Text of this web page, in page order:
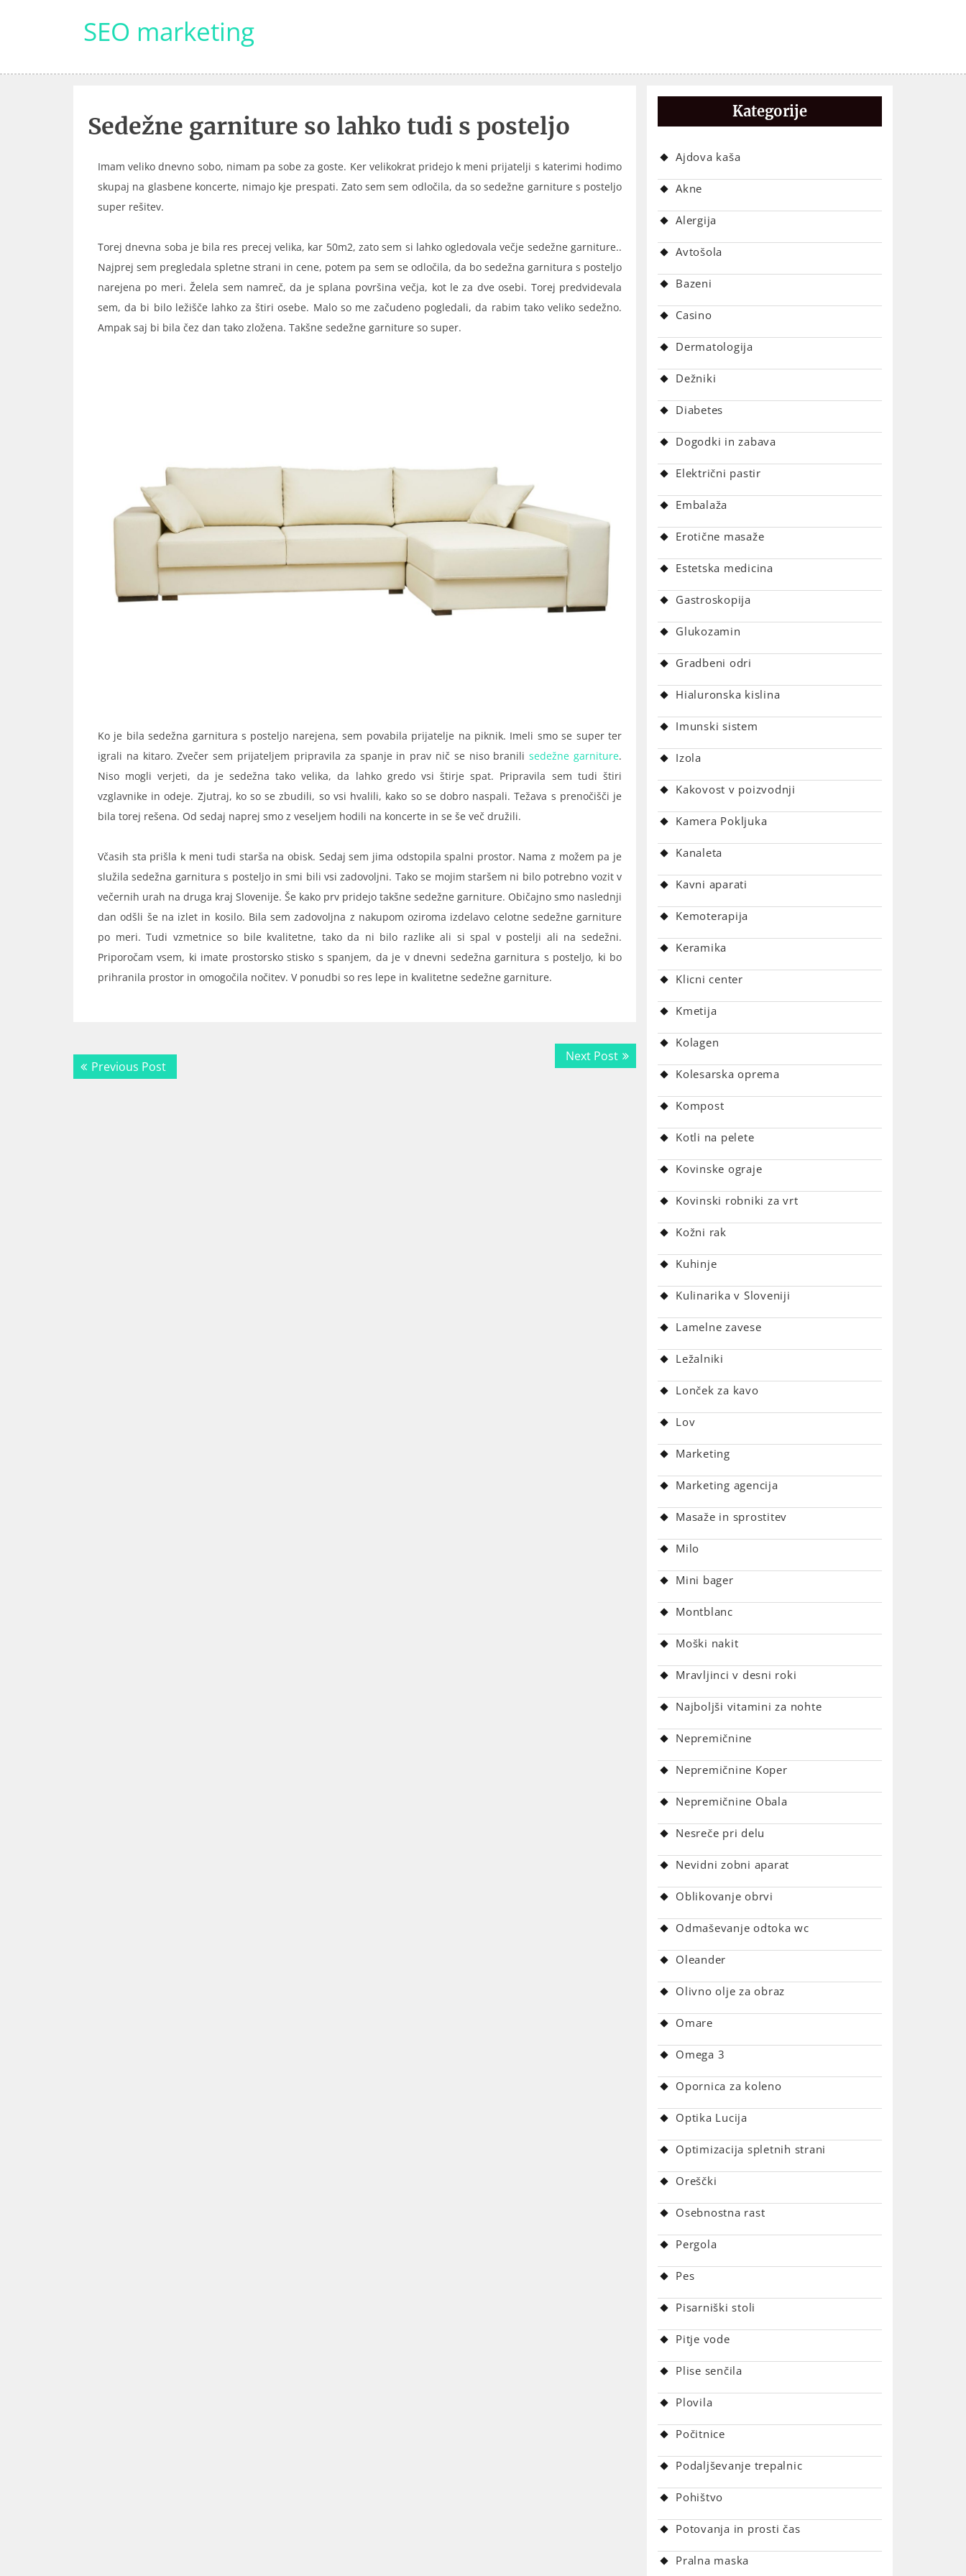
SEO marketing
Sedežne garniture so lahko tudi s posteljo
Imam veliko dnevno sobo, nimam pa sobe za goste. Ker velikokrat pridejo k meni prijatelji s katerimi hodimo
skupaj na glasbene koncerte, nimajo kje prespati. Zato sem sem odločila, da so sedežne garniture s posteljo
super rešitev.
Torej dnevna soba je bila res precej velika, kar 50m2, zato sem si lahko ogledovala večje sedežne garniture..
Najprej sem pregledala spletne strani in cene, potem pa sem se odločila, da bo sedežna garnitura s posteljo
narejena po meri. Želela sem namreč, da je splana površina večja, kot le za dve osebi. Torej predvidevala
sem, da bi bilo ležišče lahko za štiri osebe. Malo so me začudeno pogledali, da rabim tako veliko sedežno.
Ampak saj bi bila čez dan tako zložena. Takšne sedežne garniture so super.
Ko je bila sedežna garnitura s posteljo narejena, sem povabila prijatelje na piknik. Imeli smo se super ter
igrali na kitaro. Zvečer sem prijateljem pripravila za spanje in prav nič se niso branilisedežne garniture.
Niso mogli verjeti, da je sedežna tako velika, da lahko gredo vsi štirje spat. Pripravila sem tudi štiri
vzglavnike in odeje. Zjutraj, ko so se zbudili, so vsi hvalili, kako so se dobro naspali. Težava s prenočišči je
bila torej rešena. Od sedaj naprej smo z veseljem hodili na koncerte in se še več družili.
Včasih sta prišla k meni tudi starša na obisk. Sedaj sem jima odstopila spalni prostor. Nama z možem pa je
služila sedežna garnitura s posteljo in smi bili vsi zadovoljni. Tako se mojim staršem ni bilo potrebno vozit v
večernih urah na druga kraj Slovenije. Še kako prv pridejo takšne sedežne garniture. Običajno smo naslednji
dan odšli še na izlet in kosilo. Bila sem zadovoljna z nakupom oziroma izdelavo celotne sedežne garniture
po meri. Tudi vzmetnice so bile kvalitetne, tako da ni bilo razlike ali si spal v postelji ali na sedežni.
Priporočam vsem, ki imate prostorsko stisko s spanjem, da je v dnevni sedežna garnitura s posteljo, ki bo
prihranila prostor in omogočila nočitev. V ponudbi so res lepe in kvalitetne sedežne garniture.
Navigacija
prispevka
Previous PostPrevious
post:
Next PostNext
post:
Kategorije
Ajdova kaša
Akne
Alergija
Avtošola
Bazeni
Casino
Dermatologija
Dežniki
Diabetes
Dogodki in zabava
Električni pastir
Embalaža
Erotične masaže
Estetska medicina
Gastroskopija
Glukozamin
Gradbeni odri
Hialuronska kislina
Imunski sistem
Izola
Kakovost v poizvodnji
Kamera Pokljuka
Kanaleta
Kavni aparati
Kemoterapija
Keramika
Klicni center
Kmetija
Kolagen
Kolesarska oprema
Kompost
Kotli na pelete
Kovinske ograje
Kovinski robniki za vrt
Kožni rak
Kuhinje
Kulinarika v Sloveniji
Lamelne zavese
Ležalniki
Lonček za kavo
Lov
Marketing
Marketing agencija
Masaže in sprostitev
Milo
Mini bager
Montblanc
Moški nakit
Mravljinci v desni roki
Najboljši vitamini za nohte
Nepremičnine
Nepremičnine Koper
Nepremičnine Obala
Nesreče pri delu
Nevidni zobni aparat
Oblikovanje obrvi
Odmaševanje odtoka wc
Oleander
Olivno olje za obraz
Omare
Omega 3
Opornica za koleno
Optika Lucija
Optimizacija spletnih strani
Oreščki
Osebnostna rast
Pergola
Pes
Pisarniški stoli
Pitje vode
Plise senčila
Plovila
Počitnice
Podaljševanje trepalnic
Pohištvo
Potovanja in prosti čas
Pralna maska